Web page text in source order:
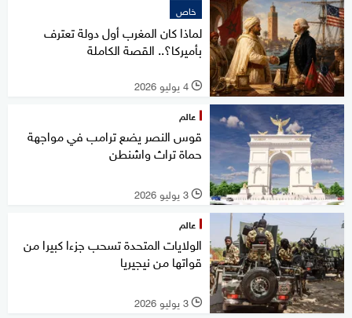
خاص
لماذا كان المغرب أول دولة تعترف
بأميركا؟.. القصة الكاملة
l 4 يوليو 2026
عالم
قوس النصر يضع ترامب في مواجهة
حماة تراث واشنطن
l 3 يوليو 2026
عالم
الولايات المتحدة تسحب جزءا كبيرا من
قواتها من نيجيريا
l 3 يوليو 2026